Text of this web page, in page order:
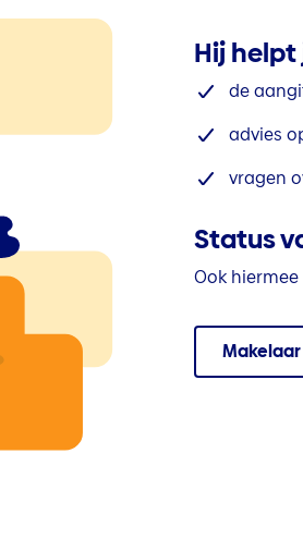
Hij helpt
de
advies
vragen
Status
Ook